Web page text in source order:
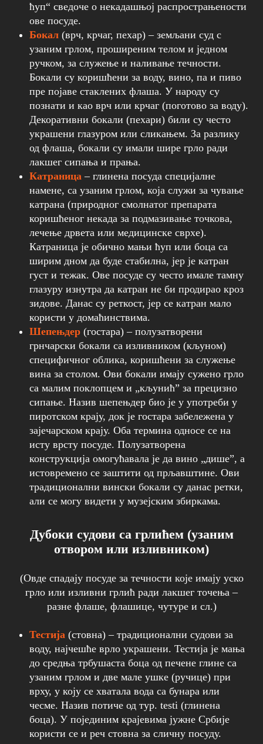
ћуп“ сведоче о некадашњој распрострањености
ове посуде.
Бокал (врч, крчаг, пехар) – земљани суд с
узаним грлом, проширеним телом и једном
ручком, за служење и наливање течности.
Бокали су коришћени за воду, вино, па и пиво
пре појаве стаклених флаша. У народу су
познати и као врч или крчаг (поготово за воду).
Декоративни бокали (пехари) били су често
украшени глазуром или сликањем. За разлику
од флаша, бокали су имали шире грло ради
лакшег сипања и прања.
Катраница – глинена посуда специјалне
намене, са узаним грлом, која служи за чување
катрана (природног смолнатог препарата
коришћеног некада за подмазивање точкова,
лечење дрвета или медицинске сврхе).
Катраница је обично мањи ћуп или боца са
ширим дном да буде стабилна, јер је катран
густ и тежак. Ове посуде су често имале тамну
глазуру изнутра да катран не би продирао кроз
зидове. Данас су реткост, јер се катран мало
користи у домаћинствима.
Шепењдер (гостара) – полузатворени
грнчарски бокали са изливником (кљуном)
специфичног облика, коришћени за служење
вина за столом. Ови бокали имају сужено грло
са малим поклопцем и „кљунић” за прецизно
сипање. Назив шепењдер био је у употреби у
пиротском крају, док је гостара забележена у
зајечарском крају. Оба термина односе се на
исту врсту посуде. Полузатворена
конструкција омогућавала је да вино „дише”, а
истовремено се заштити од прљавштине. Ови
традиционални вински бокали су данас ретки,
али се могу видети у музејским збиркама.
Дубоки судови са грлићем (узаним
отвором или изливником)
(Овде спадају посуде за течности које имају уско
грло или изливни грлић ради лакшег точења –
разне флаше, флашице, чутуре и сл.)
Тестија (стовна) – традиционални судови за
воду, најчешће врло украшени. Тестија је мања
до средња трбушаста боца од печене глине са
узаним грлом и две мале ушке (ручице) при
врху, у коју се хватала вода са бунара или
чесме. Назив потиче од тур. testi (глинена
боца). У појединим крајевима јужне Србије
користи се и реч стовна за сличну посуду.